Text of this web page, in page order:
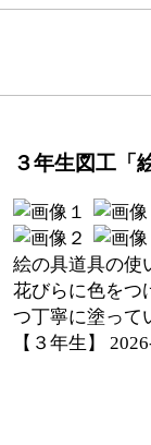
３年生図工「
絵の具道具の使
花びらに色をつ
つ丁寧に塗って
【３年生】